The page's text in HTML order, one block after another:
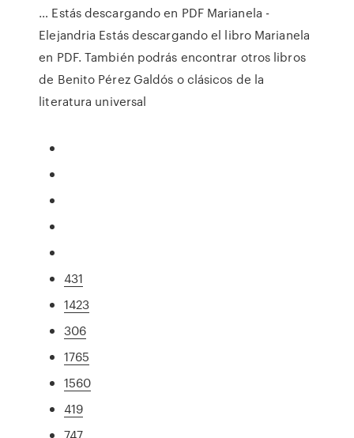
… Estás descargando en PDF Marianela -
Elejandria Estás descargando el libro Marianela
en PDF. También podrás encontrar otros libros
de Benito Pérez Galdós o clásicos de la
literatura universal
431
1423
306
1765
1560
419
747